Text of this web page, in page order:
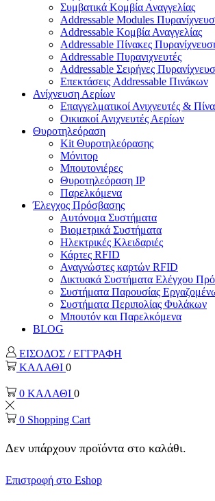
Συμβατικά Κομβία Αναγγελίας
Addressable Modules
Addressable Κομβία Αναγγελίας
Addressable Πίνακες
Addressable Πυρανιχνευτές
Addressable Σειρήνες
Επεκτάσεις Addressable Πινάκων
Ανίχνευση Αερίων
Επαγγελματικοί Ανιχνευτές &
Οικιακοί Ανιχνευτές Αερίων
Θυροτηλεόραση
Kit Θυροτηλεόρασης
Μόνιτορ
Μπουτονιέρες
Θυροτηλεόραση ΙΡ
Παρελκόμενα
Έλεγχος Πρόσβασης
Aυτόνομα Συστήματα
Βιομετρικά Συστήματα
Ηλεκτρικές Κλειδαριές
Κάρτες RFID
Αναγνώστες καρτών RFID
Δικτυακά Συστήματα Ελέγχου
Συστήματα Παρουσίας
Συστήματα Περιπολίας Φυλάκων
Mπουτόν και Παρελκόμενα
BLOG
ΕΙΣΟΔΟΣ / ΕΓΓΡΑΦΗ
ΚΑΛΑΘΙ 0
0 ΚΑΛΑΘΙ 0
0 Shopping Cart
Δεν υπάρχουν προϊόντα στο καλάθι.
Επιστροφή στο Eshop